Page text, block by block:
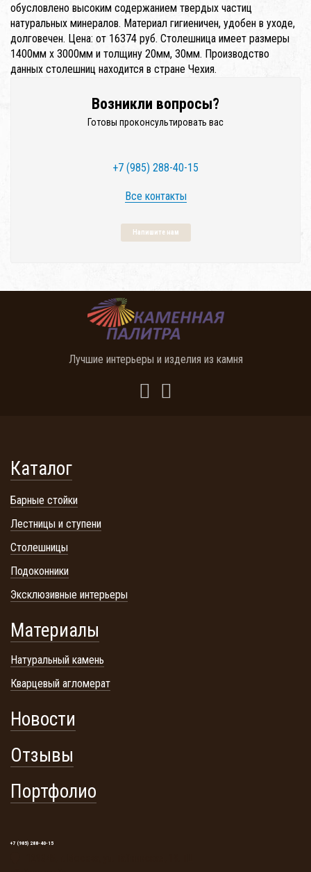
обусловлено высоким содержанием твердых частиц
натуральных минералов. Материал гигиеничен, удобен в уходе,
долговечен. Цена: от 16374 руб. Столешница имеет размеры
1400мм x 3000мм и толщину 20мм, 30мм. Производство
данных столешниц находится в стране Чехия.
Возникли вопросы?
Готовы проконсультировать вас
+7 (985) 288-40-15
Все контакты
Напишите нам
Лучшие интерьеры и изделия из камня
Каталог
Барные стойки
Лестницы и ступени
Столешницы
Подоконники
Эксклюзивные интерьеры
Материалы
Натуральный камень
Кварцевый агломерат
Новости
Отзывы
Портфолио
+7 (985) 288-40-15